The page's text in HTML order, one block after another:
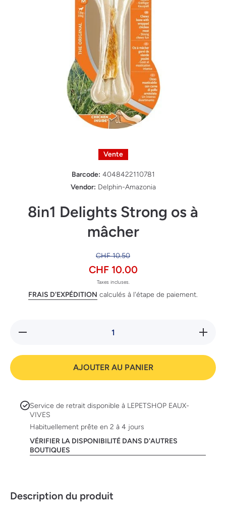
Vente
Barcode: 4048422110781
Vendor: Delphin-Amazonia
8in1 Delights Strong os à
mâcher
CHF 10.50
CHF 10.00
Taxes incluses.
FRAIS D'EXPÉDITION calculés à l'étape de paiement.
Réduire
la
Strong
à
AJOUTER AU PANIER
Service de retrait disponible à LEPETSHOP EAUX-
VIVES
Habituellement prête en 2 à 4 jours
VÉRIFIER LA DISPONIBILITÉ DANS D'AUTRES
BOUTIQUES
Description du produit